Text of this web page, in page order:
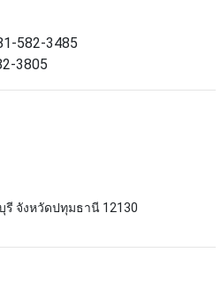
582-3485
3805
จังหวัดปทุมธานี 12130